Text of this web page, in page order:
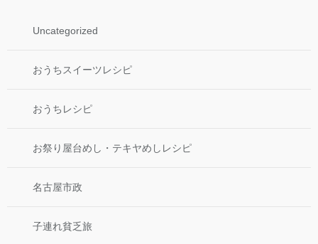
Uncategorized
おうちスイーツレシピ
おうちレシピ
お祭り屋台めし・テキヤめしレシピ
名古屋市政
子連れ貧乏旅